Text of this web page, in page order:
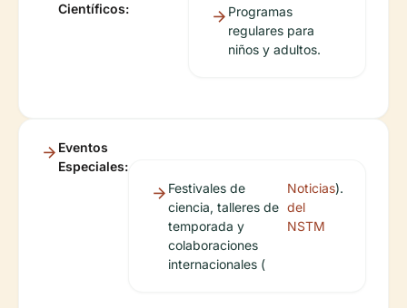
Científicos:
Programas
regulares para
niños y adultos.
Eventos
Especiales:
Festivales de
ciencia, talleres de
temporada y
colaboraciones
internacionales (
Noticias
del
NSTM
).